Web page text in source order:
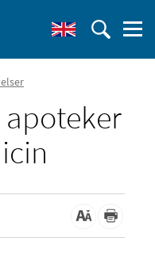
apoteker